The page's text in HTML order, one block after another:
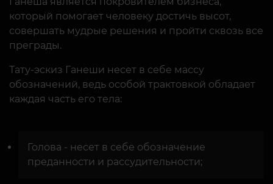
который помогает человеку достичь высот,
совершать мудрые решения и пройти сквозь все
преграды.
Тату-эскиз Ганеши несет в себе массу
обозначений, ведь особой трактовкой обладает
каждая часть его тела:
Голова - несет в себе обозначение
преданности и рассудительности;